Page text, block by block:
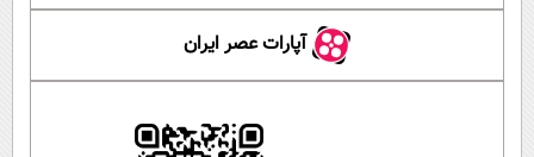
آپارات عصر ایران